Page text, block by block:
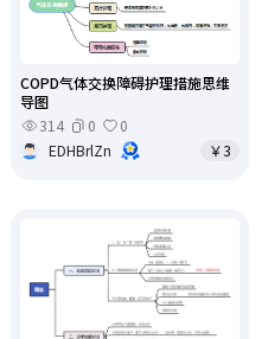
COPD气体交换障碍护理措施思维
导图
314
0
0
EDHBrlZn
￥3